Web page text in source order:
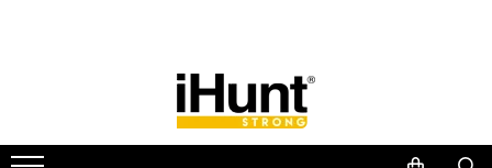
TELEFOANE & TABLETE IHUNT
Telefoane iHunt